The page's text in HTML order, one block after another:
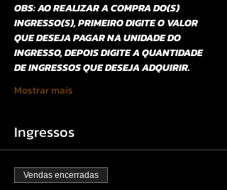
OBS: AO REALIZAR A COMPRA DO(S)
INGRESSO(S), PRIMEIRO DIGITE O VALOR
QUE DESEJA PAGAR NA UNIDADE DO
INGRESSO, DEPOIS DIGITE A QUANTIDADE
DE INGRESSOS QUE DESEJA ADQUIRIR.
Mostrar mais
Ingressos
Vendas encerradas